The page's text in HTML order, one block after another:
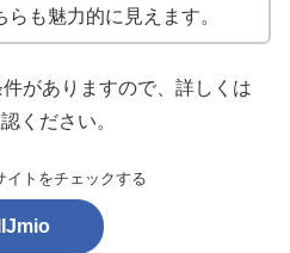
も魅力的に見えます。
がありますので、詳しくは
ください。
イトをチェックする
IIJmio